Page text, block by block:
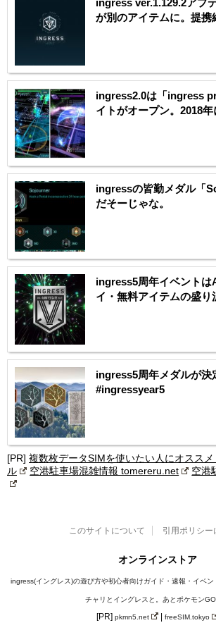
が別のアイテムに。提携
ingress2.0は「ingress
イトがオープン。2018
ingressの皆勤メダル「
だそーじゃな。
ingress5周年イベントは
イ・無料アイテムの盛り
ingress5周年メダルが決
#ingressyear5
[PR] 複数枚データSIMを使いたい人にオスス
ル
空港駐車場混雑情報 tomereru.net 空港
このサイトについて 引用ポリシー
オンラインストア
ingress(イングレス)の遊び方や初心者向けガイド・速報・イベ
チャリとイングレスと。あとポケモンGO
[PR]pkmn5.net | freeSIM.tokyo